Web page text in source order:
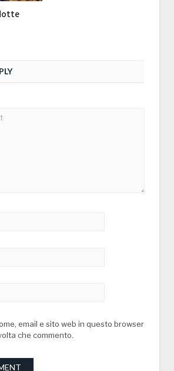
email e sito web in questo browser
che commento.